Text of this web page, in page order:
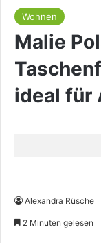
Wohnen
Malie
ideal für
Alexandra Rüsche
2 Minuten gelesen